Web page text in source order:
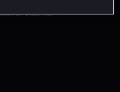
Visa fler